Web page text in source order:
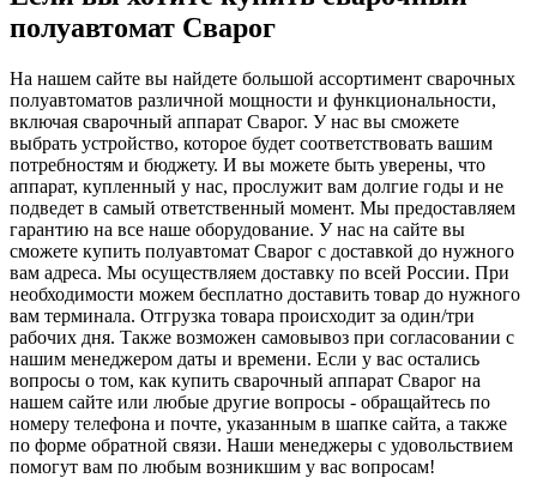
полуавтомат Сварог
На нашем сайте вы найдете большой ассортимент сварочных
полуавтоматов различной мощности и функциональности,
включая сварочный аппарат Сварог. У нас вы сможете
выбрать устройство, которое будет соответствовать вашим
потребностям и бюджету. И вы можете быть уверены, что
аппарат, купленный у нас, прослужит вам долгие годы и не
подведет в самый ответственный момент. Мы предоставляем
гарантию на все наше оборудование. У нас на сайте вы
сможете купить полуавтомат Сварог с доставкой до нужного
вам адреса. Мы осуществляем доставку по всей России. При
необходимости можем бесплатно доставить товар до нужного
вам терминала. Отгрузка товара происходит за один/три
рабочих дня. Также возможен самовывоз при согласовании с
нашим менеджером даты и времени. Если у вас остались
вопросы о том, как купить сварочный аппарат Сварог на
нашем сайте или любые другие вопросы - обращайтесь по
номеру телефона и почте, указанным в шапке сайта, а также
по форме обратной связи. Наши менеджеры с удовольствием
помогут вам по любым возникшим у вас вопросам!